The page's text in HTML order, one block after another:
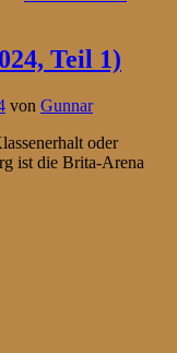
Teil 1)
von Gunnar
oder
ist die Brita-Arena